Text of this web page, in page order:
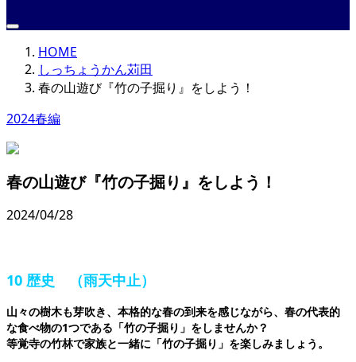
HOME
しっちょうかん苅田
春の山遊び『竹の子掘り』をしよう！
2024春編
春の山遊び『竹の子掘り』をしよう！
2024/04/28
10 歴史 （雨天中止）
山々の樹木も芽吹き、本格的な春の到来を感じながら、春の代表的
な食べ物の1つである「竹の子掘り」をしませんか？
等覚寺の竹林で家族と一緒に「竹の子掘り」を楽しみましょう。